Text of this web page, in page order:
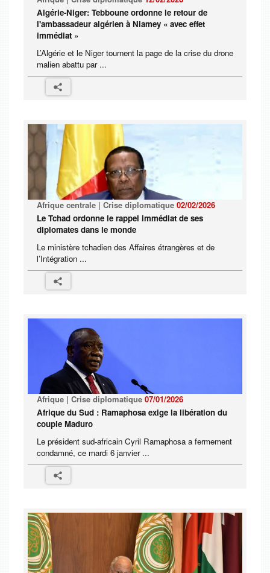
Algérie-Niger: Tebboune ordonne le retour de
l'ambassadeur algérien à Niamey « avec effet
immédiat »
L’Algérie et le Niger tournent la page de la crise du drone
malien abattu par ...
Afrique centrale | Crise diplomatique 02/02/2026
Le Tchad ordonne le rappel immédiat de ses
diplomates dans le monde
Le ministère tchadien des Affaires étrangères et de
l’Intégration ...
Afrique | Crise diplomatique 07/01/2026
Afrique du Sud : Ramaphosa exige la libération du
couple Maduro
Le président sud-africain Cyril Ramaphosa a fermement
condamné, ce mardi 6 janvier ...